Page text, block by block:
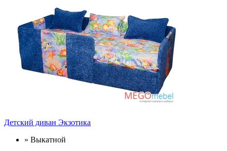
Детский диван Экзотика
» Выкатной